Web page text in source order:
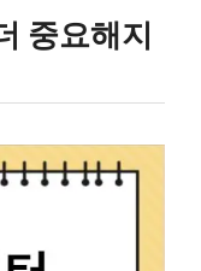
중요해지